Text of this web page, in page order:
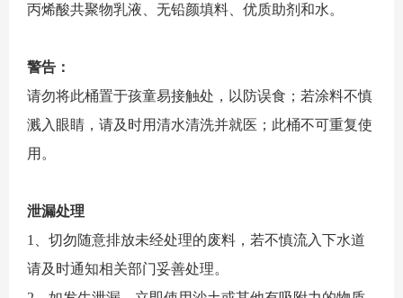
丙烯酸共聚物乳液、无铅颜填料、优质助剂和水。
警告：
请勿将此桶置于孩童易接触处，以防误食；若涂料不慎
溅入眼睛，请及时用清水清洗并就医；此桶不可重复使
用。
泄漏处理
1、切勿随意排放未经处理的废料，若不慎流入下水道
请及时通知相关部门妥善处理。